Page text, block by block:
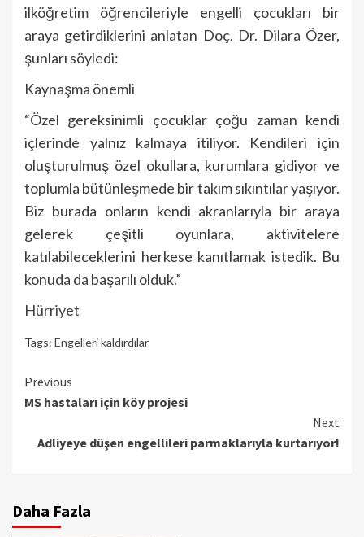
ilköğretim öğrencileriyle engelli çocukları bir
araya getirdiklerini anlatan Doç. Dr. Dilara Özer,
şunları söyledi:
Kaynaşma önemli
“Özel gereksinimli çocuklar çoğu zaman kendi
içlerinde yalnız kalmaya itiliyor. Kendileri için
oluşturulmuş özel okullara, kurumlara gidiyor ve
toplumla bütünleşmede bir takım sıkıntılar yaşıyor.
Biz burada onların kendi akranlarıyla bir araya
gelerek çeşitli oyunlara, aktivitelere
katılabileceklerini herkese kanıtlamak istedik. Bu
konuda da başarılı olduk.”
Hürriyet
Tags: Engelleri kaldırdılar
Continue
Reading
Previous
MS hastaları için köy projesi
Next
Adliyeye düşen engellileri parmaklarıyla kurtarıyor!
Daha Fazla